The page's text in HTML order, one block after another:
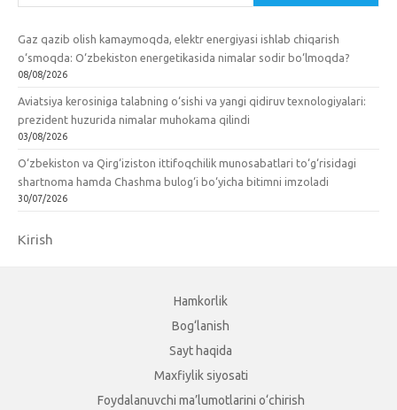
Gaz qazib olish kamaymoqda, elektr energiyasi ishlab chiqarish
o‘smoqda: O‘zbekiston energetikasida nimalar sodir bo‘lmoqda?
08/08/2026
Aviatsiya kerosiniga talabning o‘sishi va yangi qidiruv texnologiyalari:
prezident huzurida nimalar muhokama qilindi
03/08/2026
O‘zbekiston va Qirg‘iziston ittifoqchilik munosabatlari to‘g‘risidagi
shartnoma hamda Chashma bulog‘i bo‘yicha bitimni imzoladi
30/07/2026
Kirish
Hamkorlik
Bog‘lanish
Sayt haqida
Maxfiylik siyosati
Foydalanuvchi ma’lumotlarini o‘chirish